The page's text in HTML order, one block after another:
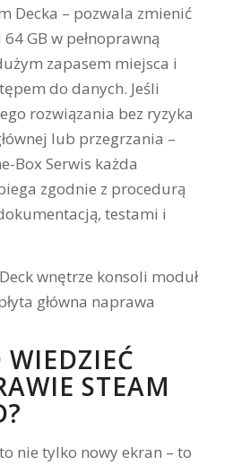
Decka – pozwala zmienić
GB w pełnoprawną
zapasem miejsca i
do danych. Jeśli
rozwiązania bez ryzyka
lub przegrzania –
Box Serwis każda
zgodnie z procedurą
testami i
WIEDZIEĆ
STEAM
to nie tylko nowy ekran – to